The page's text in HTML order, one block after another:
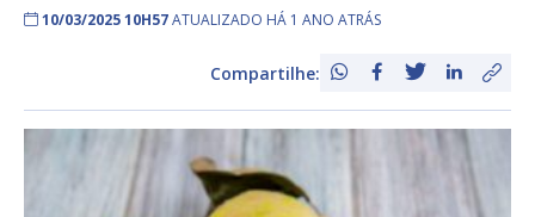
10/03/2025 10H57ATUALIZADO HÁ 1 ANO ATRÁS
Compartilhe: